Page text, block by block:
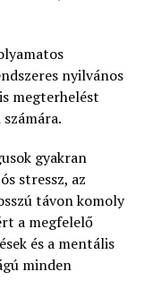
nyilvános
megterhelést
gyakran
stressz, az
távon komoly
a megfelelő
és a mentális
minden